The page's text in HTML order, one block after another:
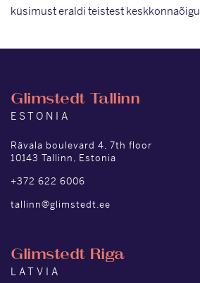
küsimust eraldi teistest
Glimstedt Tallinn
ESTONIA
Rävala boulevard 4, 7th floor
10143 Tallinn, Estonia
+372 622 6006
tallinn@glimstedt.ee
Glimstedt Riga
LATVIA